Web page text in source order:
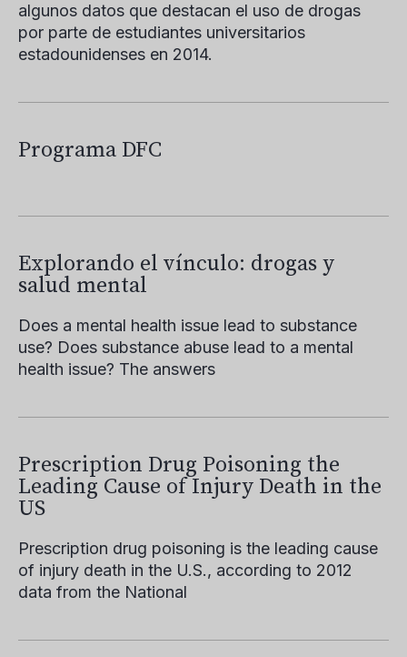
algunos datos que destacan el uso de drogas
por parte de estudiantes universitarios
estadounidenses en 2014.
Programa DFC
Explorando el vínculo: drogas y
salud mental
Does a mental health issue lead to substance
use? Does substance abuse lead to a mental
health issue? The answers
Prescription Drug Poisoning the
Leading Cause of Injury Death in the
US
Prescription drug poisoning is the leading cause
of injury death in the U.S., according to 2012
data from the National